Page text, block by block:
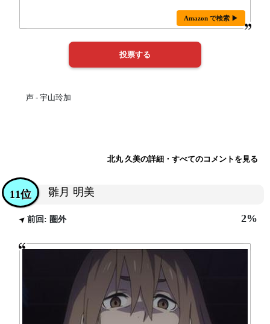
Amazon で検索 ▶
声 - 宇山玲加
北丸 久美の詳細・すべてのコメントを見る
雛月 明美
11位
前回: 圏外 2%